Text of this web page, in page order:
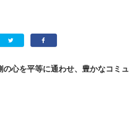
心を平等に通わせ、豊かなコミュ